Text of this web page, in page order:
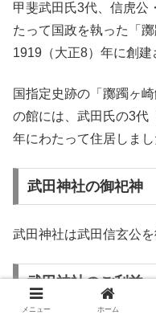
甲斐武田氏3代、信虎公
たって国政を執った「
1919（大正8）年に創建
国指定史跡の「躑躅ヶ
の館には、武田氏の3代
年にわたって住居しまし
武田神社の御祀神
武田神社は武田信玄公
武田神社のご利益
メニュー ホーム